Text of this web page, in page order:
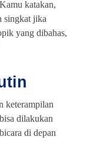
katakan,
singkat jika
yang dibahas,
keterampilan
dilakukan
di depan